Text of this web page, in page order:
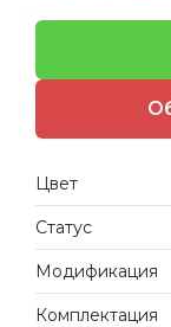
Цвет
Статус
Модификация
Комплектация